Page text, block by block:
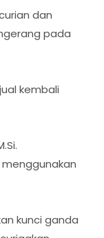
dan
pada
kembali
kunci ganda